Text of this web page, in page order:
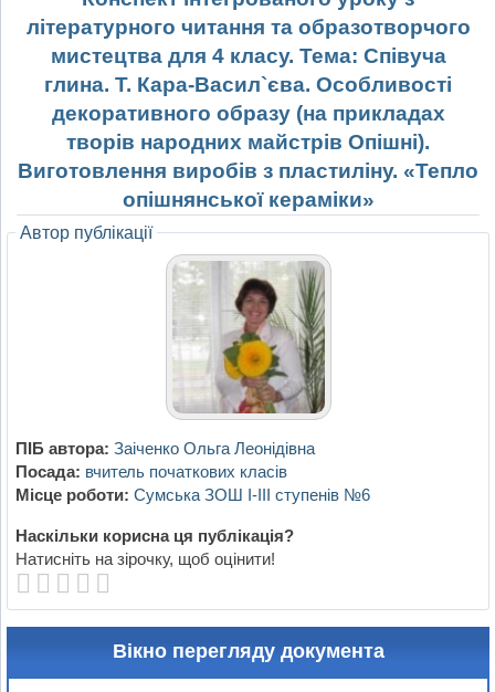
літературного читання та образотворчого
мистецтва для 4 класу. Тема: Співуча
глина. Т. Кара-Васил`єва. Особливості
декоративного образу (на прикладах
творів народних майстрів Опішні).
Виготовлення виробів з пластиліну. «Тепло
опішнянської кераміки»
Автор публікації
ПІБ автора: Заіченко Ольга Леонідівна
Посада: вчитель початкових класів
Місце роботи: Сумська ЗОШ І-ІІІ ступенів №6
Наскільки корисна ця публікація?
Натисніть на зірочку, щоб оцінити!
Вікно перегляду документа